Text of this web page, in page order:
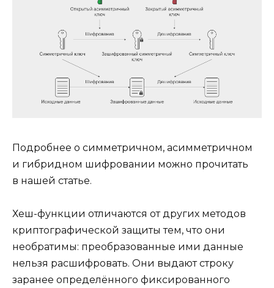
Подробнее о симметричном, асимметричном
и гибридном шифровании можно прочитать
в нашей статье.
Хеш-функции отличаются от других методов
криптографической защиты тем, что они
необратимы: преобразованные ими данные
нельзя расшифровать. Они выдают строку
заранее определённого фиксированного